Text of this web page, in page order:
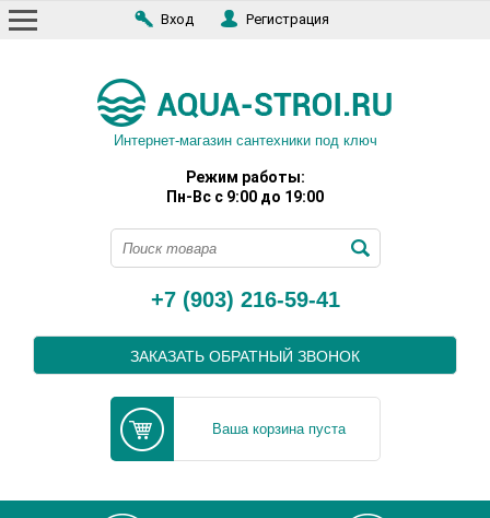
Вход Регистрация
Интернет-магазин сантехники под ключ
Режим работы:
Пн-Вс с 9:00 до 19:00
+7 (903) 216-59-41
ЗАКАЗАТЬ ОБРАТНЫЙ ЗВОНОК
Ваша корзина пуста